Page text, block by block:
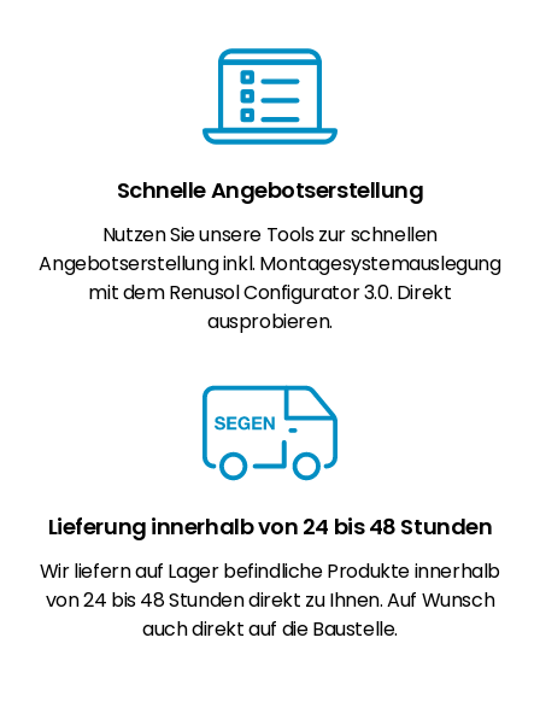
Schnelle Angebotserstellung
Nutzen Sie unsere Tools zur schnellen
Angebotserstellung inkl. Montagesystemauslegung
mit dem Renusol Configurator 3.0. Direkt
ausprobieren.
Lieferung innerhalb von 24 bis 48 Stunden
Wir liefern auf Lager befindliche Produkte innerhalb
von 24 bis 48 Stunden direkt zu Ihnen. Auf Wunsch
auch direkt auf die Baustelle.